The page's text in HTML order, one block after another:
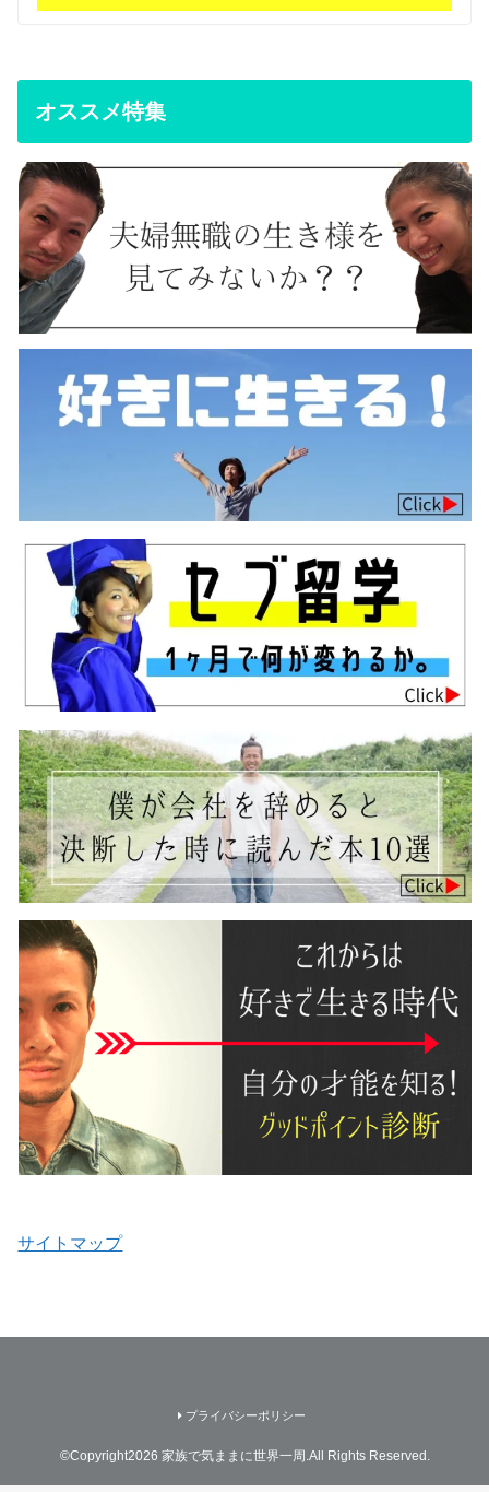
オススメ特集
サイトマップ
プライバシーポリシー
©Copyright2026 家族で気ままに世界一周 .All Rights Reserved.